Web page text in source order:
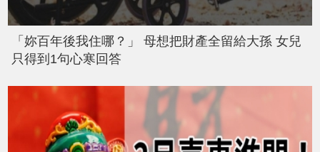
「妳百年後我住哪？」 母想把財產全留給大孫 女兒
只得到1句心寒回答